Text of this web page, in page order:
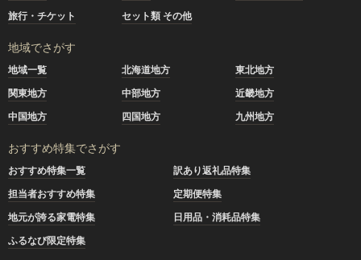
旅行・チケット
セット類 その他
地域でさがす
地域一覧 北海道地方
東北地方
関東地方
中部地方
近畿地方
中国地方
四国地方 九州地方
おすすめ特集でさがす
おすすめ特集一覧
訳あり返礼品特集
担当者おすすめ特集
定期便特集
地元が誇る家電特集
日用品・消耗品特集
ふるなび限定特集